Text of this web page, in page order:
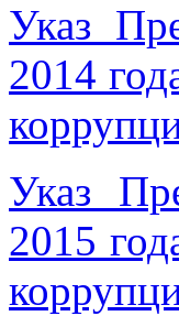
Указ
2014
Указ
2015